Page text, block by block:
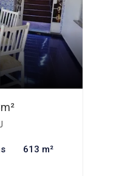
613 m²